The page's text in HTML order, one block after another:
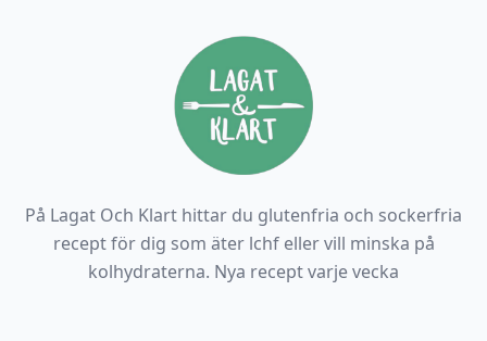
På Lagat Och Klart hittar du glutenfria och sockerfria
recept för dig som äter lchf eller vill minska på
kolhydraterna. Nya recept varje vecka